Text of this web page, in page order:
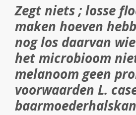
Zegt niets ; losse
maken hoeven
nog los daarvan
het microbioom
melanoom geen
voorwaarden L.